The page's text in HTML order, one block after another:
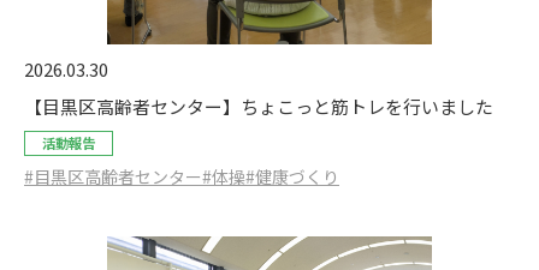
2026.03.30
【目黒区高齢者センター】ちょこっと筋トレを行いました
活動報告
#目黒区高齢者センター#体操#健康づくり